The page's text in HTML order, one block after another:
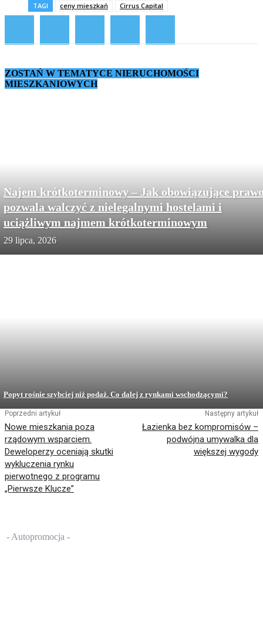
TAGI ceny mieszkań Cirrus Capital
ZOSTAŃ W TEMATYCE NIERUCHOMOŚCI
MIESZKANIOWYCH
Najem krótkoterminowy – Jak obowiązujące
pozwala walczyć z nielegalnymi hostelami i
uciążliwym najmem krótkoterminowym
29 lipca, 2026
Popyt rośnie szybciej niż podaż. Co dalej z rynkami wschodzącymi?
Poprzedni artykuł
Nowe mieszkania poza
rządowym wsparciem.
Deweloperzy oceniają skutki
wykluczenia rynku
pierwotnego z programu
„Pierwsze Klucze”
Następny artykuł
Łazienka bez kompromisów –
podwójna umywalka dla
większej wygody
- Autopromocja -